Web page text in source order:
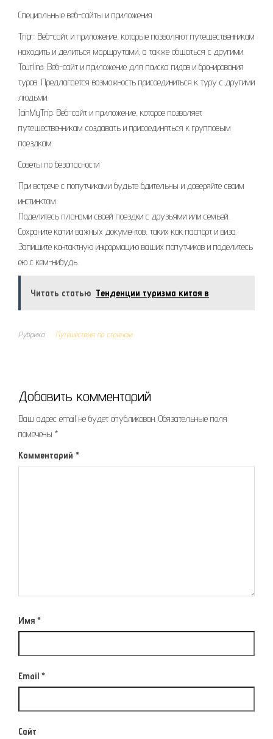
Специальные веб-сайты и приложения
Tripr: Веб-сайт и приложение, которые позволяют путешественникам
находить и делиться маршрутами, а также общаться с другими.
Tourlina: Веб-сайт и приложение для поиска гидов и бронирования
туров. Предлагается возможность присоединиться к туру с другими
людьми.
JoinMyTrip: Веб-сайт и приложение, которое позволяет
путешественникам создавать и присоединяться к групповым
поездкам.
Советы по безопасности
При встрече с попутчиками будьте бдительны и доверяйте своим
инстинктам.
Поделитесь планами своей поездки с друзьями или семьей.
Сохраните копии важных документов, таких как паспорт и виза.
Запишите контактную информацию ваших попутчиков и поделитесь
ею с кем-нибудь.
Читать статью Тенденции туризма китая в
Рубрика Путешествия по странам
Добавить комментарий
Ваш адрес email не будет опубликован. Обязательные поля
помечены *
Комментарий *
Имя *
Email *
Сайт